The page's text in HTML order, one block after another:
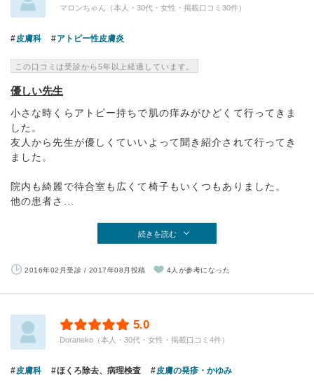
マロンちゃん（本人・30代・女性・掲載口コミ30件）
皮膚科 アトピー性皮膚炎
この口コミは受診から5年以上経過しています。
優しい先生
小さな時くらアトピー持ちで肌の痒みがひどくて行ってきま
した。
友人から先生が優しくていいよって聞き紹介されて行ってき
ました。
院内も綺麗で待合室も広くて椅子もいくつもありました。
他の患者さ...
続きを読む
2016年02月受診 / 2017年08月投稿 4人が参考になった
5.0
Doraneko（本人・30代・女性・掲載口コミ4件）
皮膚科 ほくろ除去、病理検査 皮膚の発疹・かゆみ